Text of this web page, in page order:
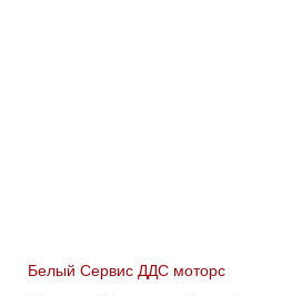
Белый Сервис ДДС моторс